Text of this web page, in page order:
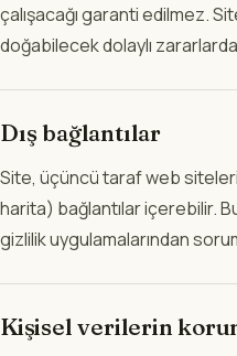
çalışacağı garanti edilmez.
doğabilecek dolaylı
Dış bağlantılar
Site, üçüncü taraf web
harita) bağlantılar içerebilir.
gizlilik uygulamalarından
Kişisel verilerin